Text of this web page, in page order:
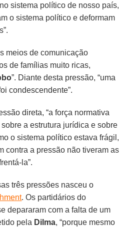
sistema político de nosso país,
o sistema político e deformam
meios de comunicação
de famílias muito ricas,
”. Diante desta pressão, “uma
condescendente”.
direta, “a força normativa
a estrutura jurídica e sobre
o sistema político estava frágil,
contra a pressão não tiveram as
la”.
três pressões nasceu o
. Os partidários do
depararam com a falta de um
pela Dilma, “porque mesmo